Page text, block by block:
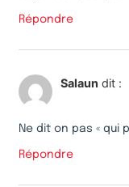
Répondre
Salaun dit :
Ne dit on pas « qui
Répondre